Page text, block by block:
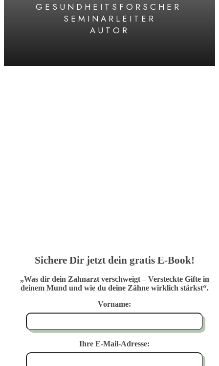
G E S U N D H E I T S F O R S C H E R
S E M I N A R L E I T E R
A U T O R
Sichere Dir jetzt dein gratis E-Book!
„Was dir dein Zahnarzt verschweigt – Versteckte Gifte in
deinem Mund und wie du deine Zähne wirklich stärkst“.
Vorname:
Ihre E-Mail-Adresse: